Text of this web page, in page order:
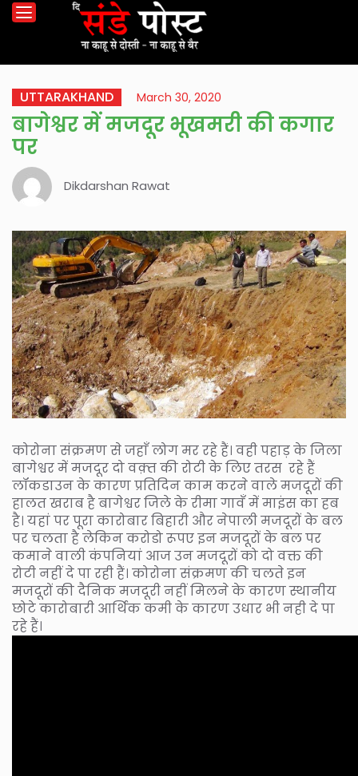
UTTARAKHAND March 30, 2020
बागेश्वर में मजदूर भूखमरी की कगार
पर
Dikdarshan Rawat
कोरोना संक्रमण से जहाँ लोग मर रहे हैं। वही पहाड़ के जिला
बागेश्वर में मजदूर दो वक़्त की रोटी के लिए तरस रहे हैं
लॉकडाउन के कारण प्रतिदिन काम करने वाले मजदूरों की
हालत खराब है बागेश्वर जिले के रीमा गावँ में माइंस का हब
है। यहां पर पूरा कारोबार बिहारी और नेपाली मजदूरों के बल
पर चलता है लेकिन करोडो रूपए इन मजदूरों के बल पर
कमाने वाली कंपनियां आज उन मजदूरों को दो वक्त की
रोटी नहीं दे पा रही हैं। कोरोना संक्रमण की चलते इन
मजदूरों की दैनिक मजदूरी नहीं मिलने के कारण स्थानीय
छोटे कारोबारी आर्थिक कमी के कारण उधार भी नही दे पा
रहे हैं।